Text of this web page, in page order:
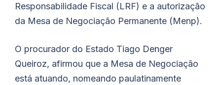
Responsabilidade Fiscal (LRF) e a autorização
da Mesa de Negociação Permanente (Menp).
O procurador do Estado Tiago Denger
Queiroz, afirmou que a Mesa de Negociação
está atuando, nomeando paulatinamente